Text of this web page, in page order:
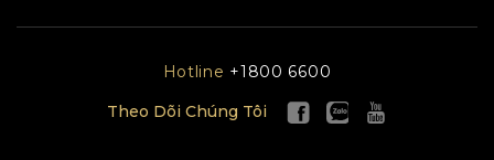
Hotline +1800 6600
Theo Dõi Chúng Tôi